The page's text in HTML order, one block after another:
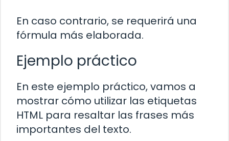
En caso contrario, se requerirá una
fórmula más elaborada.
Ejemplo práctico
En este ejemplo práctico, vamos a
mostrar cómo utilizar las etiquetas
HTML para resaltar las frases más
importantes del texto.